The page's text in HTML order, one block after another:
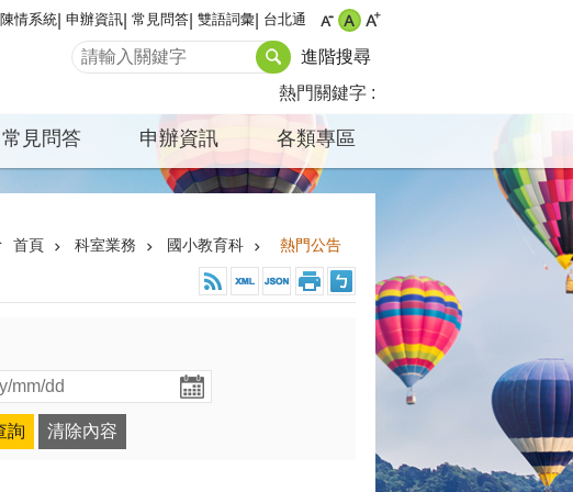
陳情系統 申辦資訊 常見問答 雙語詞彙 台北通
進階搜尋
熱門關鍵字
常見問答 申辦資訊 各類專區
首頁 科室業務 國小教育科 熱門公告